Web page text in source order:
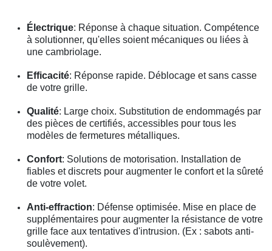
Électrique: Réponse à chaque situation. Compétence
à solutionner, qu'elles soient mécaniques ou liées à
une cambriolage.
Efficacité: Réponse rapide. Déblocage et sans casse
de votre grille.
Qualité: Large choix. Substitution de endommagés par
des pièces de certifiés, accessibles pour tous les
modèles de fermetures métalliques.
Confort: Solutions de motorisation. Installation de
fiables et discrets pour augmenter le confort et la sûreté
de votre volet.
Anti-effraction: Défense optimisée. Mise en place de
supplémentaires pour augmenter la résistance de votre
grille face aux tentatives d'intrusion. (Ex : sabots anti-
soulèvement).